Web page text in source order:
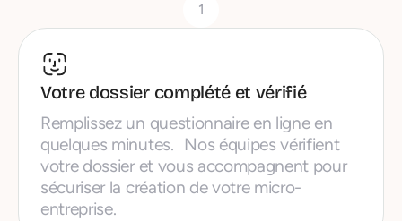
1
Votre dossier complété et vérifié
Remplissez un questionnaire en ligne en
quelques minutes. Nos équipes vérifient
votre dossier et vous accompagnent pour
sécuriser la création de votre micro-
entreprise.